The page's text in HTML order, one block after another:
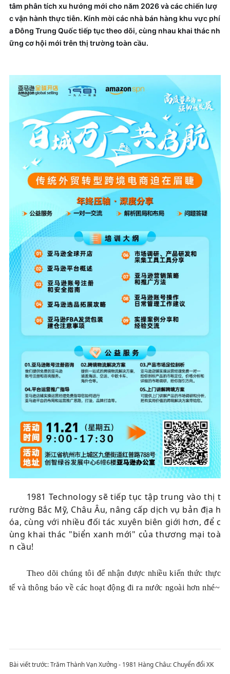
tâm phân tích xu hướng mới cho năm 2026 và các chiến lượ
c vận hành thực tiễn. Kính mời các nhà bán hàng khu vực phí
a Đông Trung Quốc tiếp tục theo dõi, cùng nhau khai thác nh
ững cơ hội mới trên thị trường toàn cầu.
1981 Technology sẽ tiếp tục tập trung vào thị t
rường Bắc Mỹ, Châu Âu, nâng cấp dịch vụ bản địa h
óa, cùng với nhiều đối tác xuyên biên giới hơn, để c
ùng khai thác "biển xanh mới" của thương mại toà
n cầu!
Theo dõi chúng tôi để nhận được nhiều kiến thức thực
tế và thông báo về các hoạt động đi ra nước ngoài hơn nhé~
Bài viết trước:Trăm Thành Vạn Xưởng - 1981 Hàng Châu: Chuyển đổi XK